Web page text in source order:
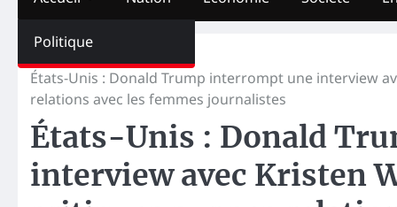
Politique
États-Unis : Donald Trump interrompt une interview
relations avec les femmes journalistes
États-Unis : Donald
interview avec Kristen